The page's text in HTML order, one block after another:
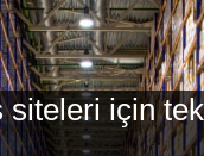
siteleri için